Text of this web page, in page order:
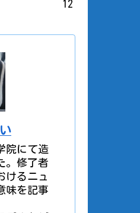
12
院にて造
。修了者
けるニュ
味を記事